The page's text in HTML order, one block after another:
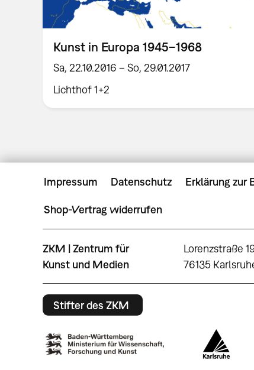
Kunst in Europa 1945–1968
Sa, 22.10.2016 – So, 29.01.2017
Lichthof 1+2
Impressum Datenschutz Erklärung zur
Shop-Vertrag widerrufen
ZKM | Zentrum für
Kunst und Medien
Lorenzstraße
76135
Stifter des ZKM